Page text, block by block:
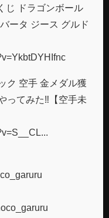
じ ドラゴンボール
ータ ジース グルド
ク 空手 金メダル獲
ってみた‼︎【空手未